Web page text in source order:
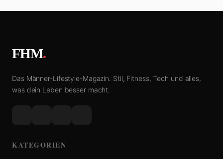
FHM.
Das Männer-Lifestyle-Magazin. Stil, Fitness, Tech und alles,
was dein Leben besser macht.
KATEGORIEN